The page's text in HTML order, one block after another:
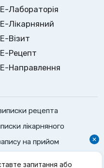
Е-Лабораторія
Е-Лікарняний
Е-Візит
Е-Рецепт
Е-Направлення
рецепта
лікарняного
на прийом